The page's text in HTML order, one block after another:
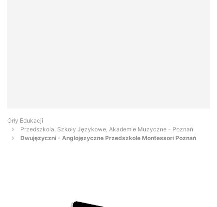
Orły Edukacji
Przedszkola, Szkoły Językowe, Akademie Muzyczne - Poznań
Dwujęzyczni - Anglojęzyczne Przedszkole Montessori Poznań